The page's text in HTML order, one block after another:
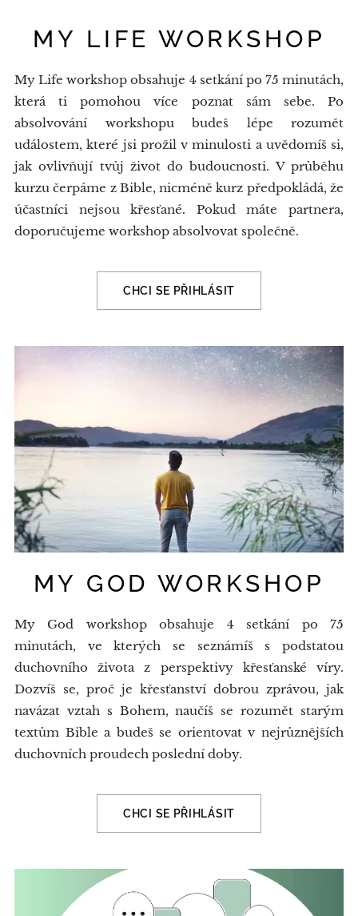
MY LIFE WORKSHOP
My Life workshop obsahuje 4 setkání po 75 minutách,
která ti pomohou více poznat sám sebe. Po
absolvování workshopu budeš lépe rozumět
událostem, které jsi prožil v minulosti a uvědomíš si,
jak ovlivňují tvůj život do budoucnosti. V průběhu
kurzu čerpáme z Bible, nicméně kurz předpokládá, že
účastníci nejsou křesťané. Pokud máte partnera,
doporučujeme workshop absolvovat společně.
CHCI SE PŘIHLÁSIT
MY GOD WORKSHOP
My God workshop obsahuje 4 setkání po 75
minutách, ve kterých se seznámíš s podstatou
duchovního života z perspektivy křesťanské víry.
Dozvíš se, proč je křesťanství dobrou zprávou, jak
navázat vztah s Bohem, naučíš se rozumět starým
textům Bible a budeš se orientovat v nejrůznějších
duchovních proudech poslední doby.
CHCI SE PŘIHLÁSIT